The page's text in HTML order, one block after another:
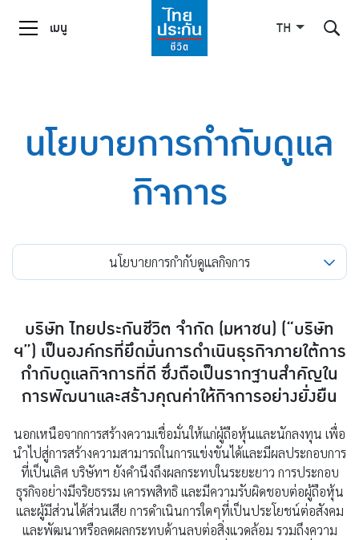
เมนู TH
นโยบายการกำกับดูแล
กิจการ
นโยบายการกำกับดูแลกิจการ
บริษัท ไทยประกันชีวิต จำกัด (มหาชน) (“บริษัท
ฯ”) เป็นองค์กรที่ยึดมั่นการดำเนินธุรกิจภายใต้การ
กำกับดูแลกิจการที่ดี ซึ่งถือเป็นรากฐานสำคัญใน
การพัฒนาและสร้างคุณค่าให้กิจการอย่างยั่งยืน
นอกเหนือจากการสร้างความเชื่อมั่นให้แก่ผู้ถือหุ้นและนักลงทุน เพื่อ
นำไปสู่การสร้างความสามารถในการแข่งขันได้และมีผลประกอบการ
ที่เป็นเลิศ บริษัทฯ ยังคำนึงถึงผลกระทบในระยะยาว การประกอบ
ธุรกิจอย่างมีจริยธรรม เคารพสิทธิ และมีความรับผิดชอบต่อผู้ถือหุ้น
และผู้มีส่วนได้ส่วนเสีย การดำเนินการใดๆที่เป็นประโยชน์ต่อสังคม
และพัฒนาหรือลดผลกระทบด้านลบต่อสิ่งแวดล้อม รวมถึงความ